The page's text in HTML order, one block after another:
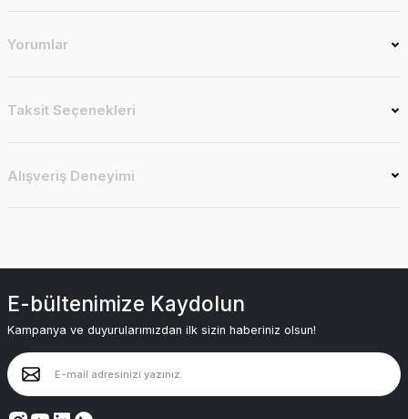
Yorumlar
Taksit Seçenekleri
Alışveriş Deneyimi
E-bültenimize Kaydolun
Kampanya ve duyurularımızdan ilk sizin haberiniz olsun!